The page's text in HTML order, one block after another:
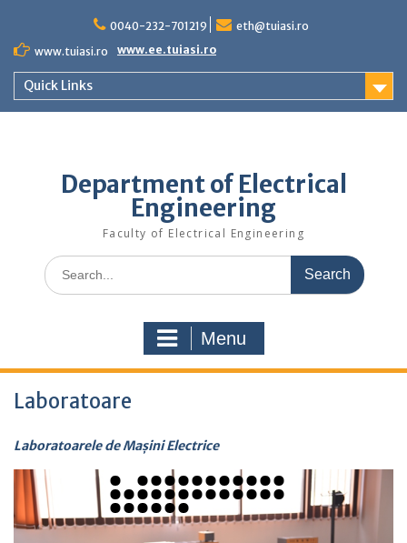
content
0040-232-701219
eth@tuiasi.ro
www.tuiasi.ro
www.ee.tuiasi.ro
Quick Links
Department of Electrical
Engineering
Faculty of Electrical Engineering
Search
for:
Menu
Laboratoare
Laboratoarele de Mașini Electrice